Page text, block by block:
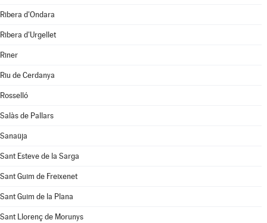
Ribera d'Ondara
Ribera d'Urgellet
Riner
Riu de Cerdanya
Rosselló
Salàs de Pallars
Sanaüja
Sant Esteve de la Sarga
Sant Guim de Freixenet
Sant Guim de la Plana
Sant Llorenç de Morunys